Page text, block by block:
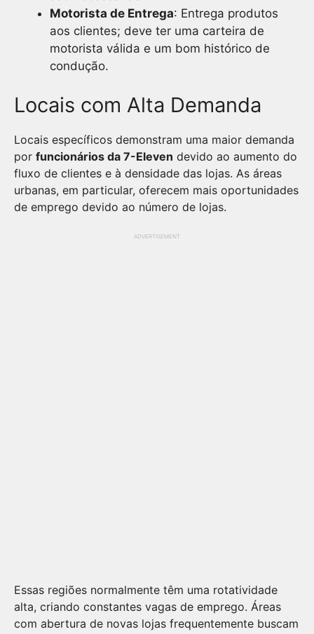
Motorista de Entrega: Entrega produtos
aos clientes; deve ter uma carteira de
motorista válida e um bom histórico de
condução.
Locais com Alta Demanda
Locais específicos demonstram uma maior demanda
por funcionários da 7-Eleven devido ao aumento do
fluxo de clientes e à densidade das lojas. As áreas
urbanas, em particular, oferecem mais oportunidades
de emprego devido ao número de lojas.
ADVERTISEMENT
Essas regiões normalmente têm uma rotatividade
alta, criando constantes vagas de emprego. Áreas
com abertura de novas lojas frequentemente buscam